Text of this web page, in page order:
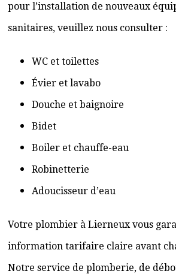
pour l’installation de nouveaux
sanitaires, veuillez nous consulter :
WC et toilettes
Évier et lavabo
Douche et baignoire
Bidet
Boiler et chauffe-eau
Robinetterie
Adoucisseur d’eau
Votre plombier à Lierneux vous
information tarifaire claire avant
Notre service de plomberie, de